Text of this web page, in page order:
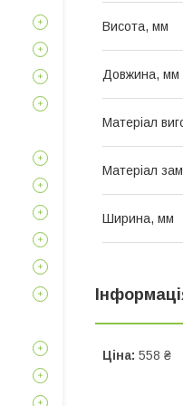
Висота, мм
Довжина, мм
Матеріал
Матеріал
Ширина, мм
Ціна: 558 ₴